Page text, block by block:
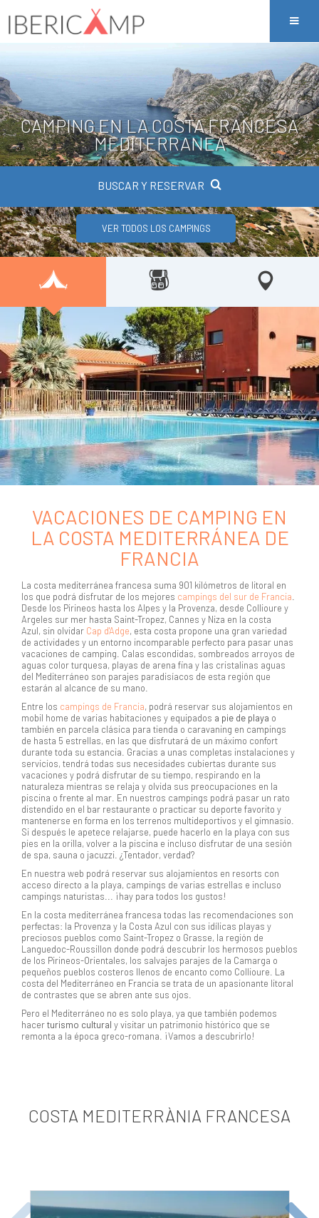
CAMPING EN LA COSTA FRANCESA
MEDITERRANEA
BUSCAR Y RESERVAR
VER TODOS LOS CAMPINGS
VACACIONES DE CAMPING EN
LA COSTA MEDITERRÁNEA DE
FRANCIA
La costa mediterránea francesa suma 901 kilómetros de litoral en
los que podrá disfrutar de los mejores campings del sur de Francia
Desde los Pirineos hasta los Alpes y la Provenza, desde Collioure y
Argeles sur mer hasta Saint-Tropez, Cannes y Niza en la costa
Azul, sin olvidar Cap d'Adge, esta costa propone una gran variedad
de actividades y un entorno incomparable perfecto para pasar unas
vacaciones de camping. Calas escondidas, sombreados arroyos de
aguas color turquesa, playas de arena fina y las cristalinas aguas
del Mediterráneo son parajes paradisíacos de esta región que
estarán al alcance de su mano.
Entre los campings de Francia, podrá reservar sus alojamientos en
mobil home de varias habitaciones y equipados a pie de playa o
también en parcela clásica para tienda o caravaning en campings
de hasta 5 estrellas, en las que disfrutará de un máximo confort
durante toda su estancia. Gracias a unas completas instalaciones y
servicios, tendrá todas sus necesidades cubiertas durante sus
vacaciones y podrá disfrutar de su tiempo, respirando en la
naturaleza mientras se relaja y olvida sus preocupaciones en la
piscina o frente al mar. En nuestros campings podrá pasar un rato
distendido en el bar restaurante o practicar su deporte favorito y
mantenerse en forma en los terrenos multideportivos y el gimnasio.
Si después le apetece relajarse, puede hacerlo en la playa con sus
pies en la orilla, volver a la piscina e incluso disfrutar de una sesión
de spa, sauna o jacuzzi. ¿Tentador, verdad?
En nuestra web podrá reservar sus alojamientos en resorts con
acceso directo a la playa, campings de varias estrellas e incluso
campings naturistas... ¡hay para todos los gustos!
En la costa mediterránea francesa todas las recomendaciones son
perfectas: la Provenza y la Costa Azul con sus idílicas playas y
preciosos pueblos como Saint-Tropez o Grasse, la región de
Languedoc-Roussillon donde podrá descubrir los hermosos pueblos
de los Pirineos-Orientales, los salvajes parajes de la Camarga o
pequeños pueblos costeros llenos de encanto como Collioure. La
costa del Mediterráneo en Francia se trata de un apasionante litoral
de contrastes que se abren ante sus ojos.
Pero el Mediterráneo no es solo playa, ya que también podemos
hacerturismo cultural y visitar un patrimonio histórico que se
remonta a la época greco-romana. ¡Vamos a descubrirlo!
COSTA MEDITERRÀNIA FRANCESA